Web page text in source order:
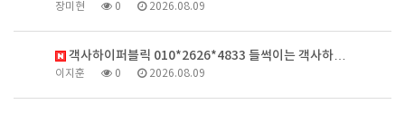
장미현 0 2026.08.09
객사하이퍼블릭 010*2626*4833 들썩이는 객사하…
이지훈 0 2026.08.09